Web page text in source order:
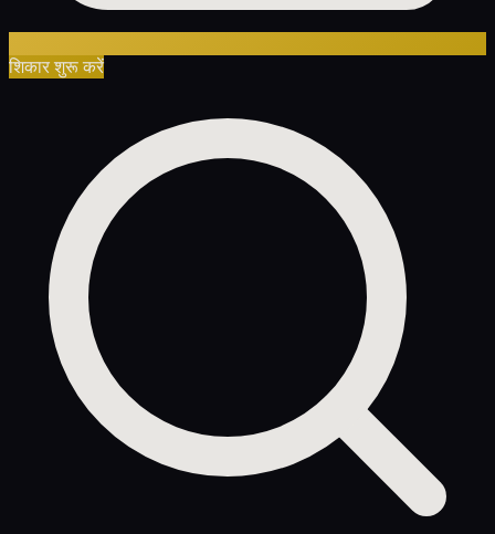
शिकार शुरू करें